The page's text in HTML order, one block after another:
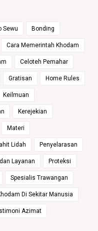
Sewu Bonding
Cara Memerintah Khodam
Celoteh Pemahar
Gratisan Home Rules
Keilmuan
Kerejekian
Materi
Lidah Penyelarasan
Layanan Proteksi
Spesialis Trawangan
Di Sekitar Manusia
Azimat